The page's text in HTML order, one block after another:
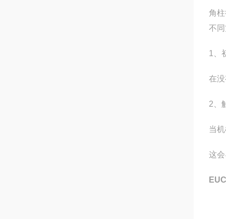
角
不
1、
在
2、
当
这